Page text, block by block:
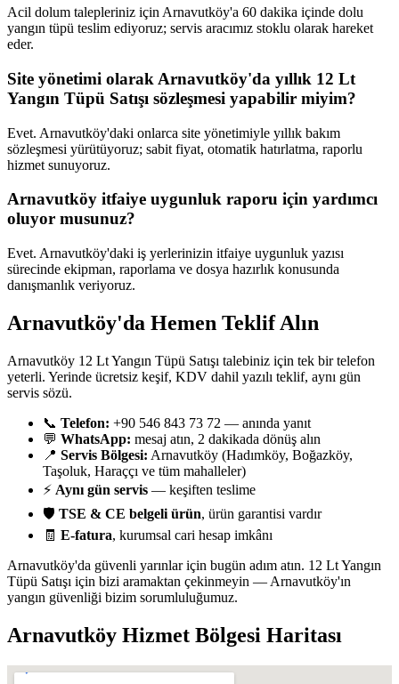
Acil dolum talepleriniz için Arnavutköy'a 60 dakika içinde dolu
yangın tüpü teslim ediyoruz; servis aracımız stoklu olarak hareket
eder.
Site yönetimi olarak Arnavutköy'da yıllık 12 Lt
Yangın Tüpü Satışı sözleşmesi yapabilir miyim?
Evet. Arnavutköy'daki onlarca site yönetimiyle yıllık bakım
sözleşmesi yürütüyoruz; sabit fiyat, otomatik hatırlatma, raporlu
hizmet sunuyoruz.
Arnavutköy itfaiye uygunluk raporu için yardımcı
oluyor musunuz?
Evet. Arnavutköy'daki iş yerlerinizin itfaiye uygunluk yazısı
sürecinde ekipman, raporlama ve dosya hazırlık konusunda
danışmanlık veriyoruz.
Arnavutköy'da Hemen Teklif Alın
Arnavutköy 12 Lt Yangın Tüpü Satışı talebiniz için tek bir telefon
yeterli. Yerinde ücretsiz keşif, KDV dahil yazılı teklif, aynı gün
servis sözü.
📞 Telefon: +90 546 843 73 72 — anında yanıt
💬 WhatsApp: mesaj atın, 2 dakikada dönüş alın
📍 Servis Bölgesi: Arnavutköy (Hadımköy, Boğazköy,
Taşoluk, Haraççı ve tüm mahalleler)
⚡ Aynı gün servis — keşiften teslime
🛡️ TSE & CE belgeli ürün, ürün garantisi vardır
🧾 E-fatura, kurumsal cari hesap imkânı
Arnavutköy'da güvenli yarınlar için bugün adım atın. 12 Lt Yangın
Tüpü Satışı için bizi aramaktan çekinmeyin — Arnavutköy'ın
yangın güvenliği bizim sorumluluğumuz.
Arnavutköy Hizmet Bölgesi Haritası